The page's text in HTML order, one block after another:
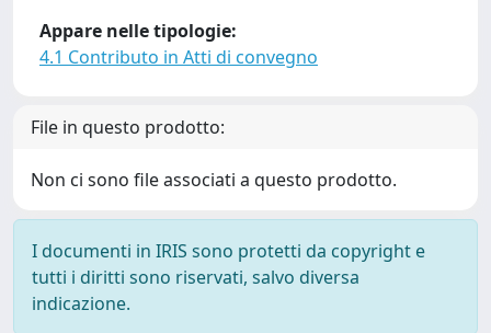
Appare nelle tipologie:
4.1 Contributo in Atti di convegno
File in questo prodotto:
Non ci sono file associati a questo prodotto.
I documenti in IRIS sono protetti da copyright e
tutti i diritti sono riservati, salvo diversa
indicazione.